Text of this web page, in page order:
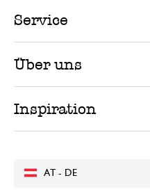
AT - DE
Service
Über uns
Inspiration